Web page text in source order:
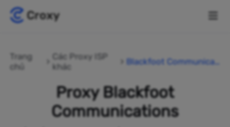
Trang
chủ
Các Proxy ISP
khác
Blackfoot Communicati
Proxy Blackfoot
Communications